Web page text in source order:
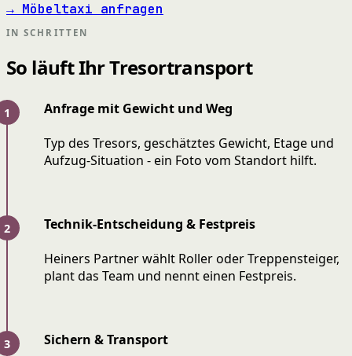
→ Möbeltaxi anfragen
IN SCHRITTEN
So läuft Ihr Tresortransport
Anfrage mit Gewicht und Weg
Typ des Tresors, geschätztes Gewicht, Etage und
Aufzug-Situation - ein Foto vom Standort hilft.
Technik-Entscheidung & Festpreis
Heiners Partner wählt Roller oder Treppensteiger,
plant das Team und nennt einen Festpreis.
Sichern & Transport